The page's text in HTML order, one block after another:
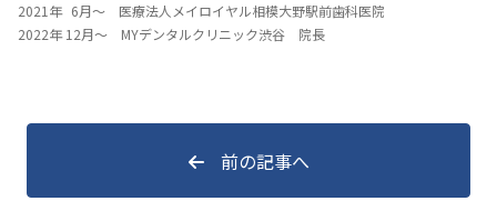
2021年 6月～ 医療法人メイロイヤル相模大野駅前歯科医院
2022年 12月～ MYデンタルクリニック渋谷 院長
前の記事へ